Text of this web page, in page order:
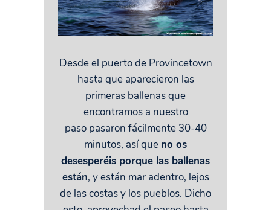
Desde el puerto de Provincetown
hasta que aparecieron las
primeras ballenas que
encontramos a nuestro
paso pasaron fácilmente 30-40
minutos, así que no os
desesperéis porque las ballenas
están, y están mar adentro, lejos
de las costas y los pueblos. Dicho